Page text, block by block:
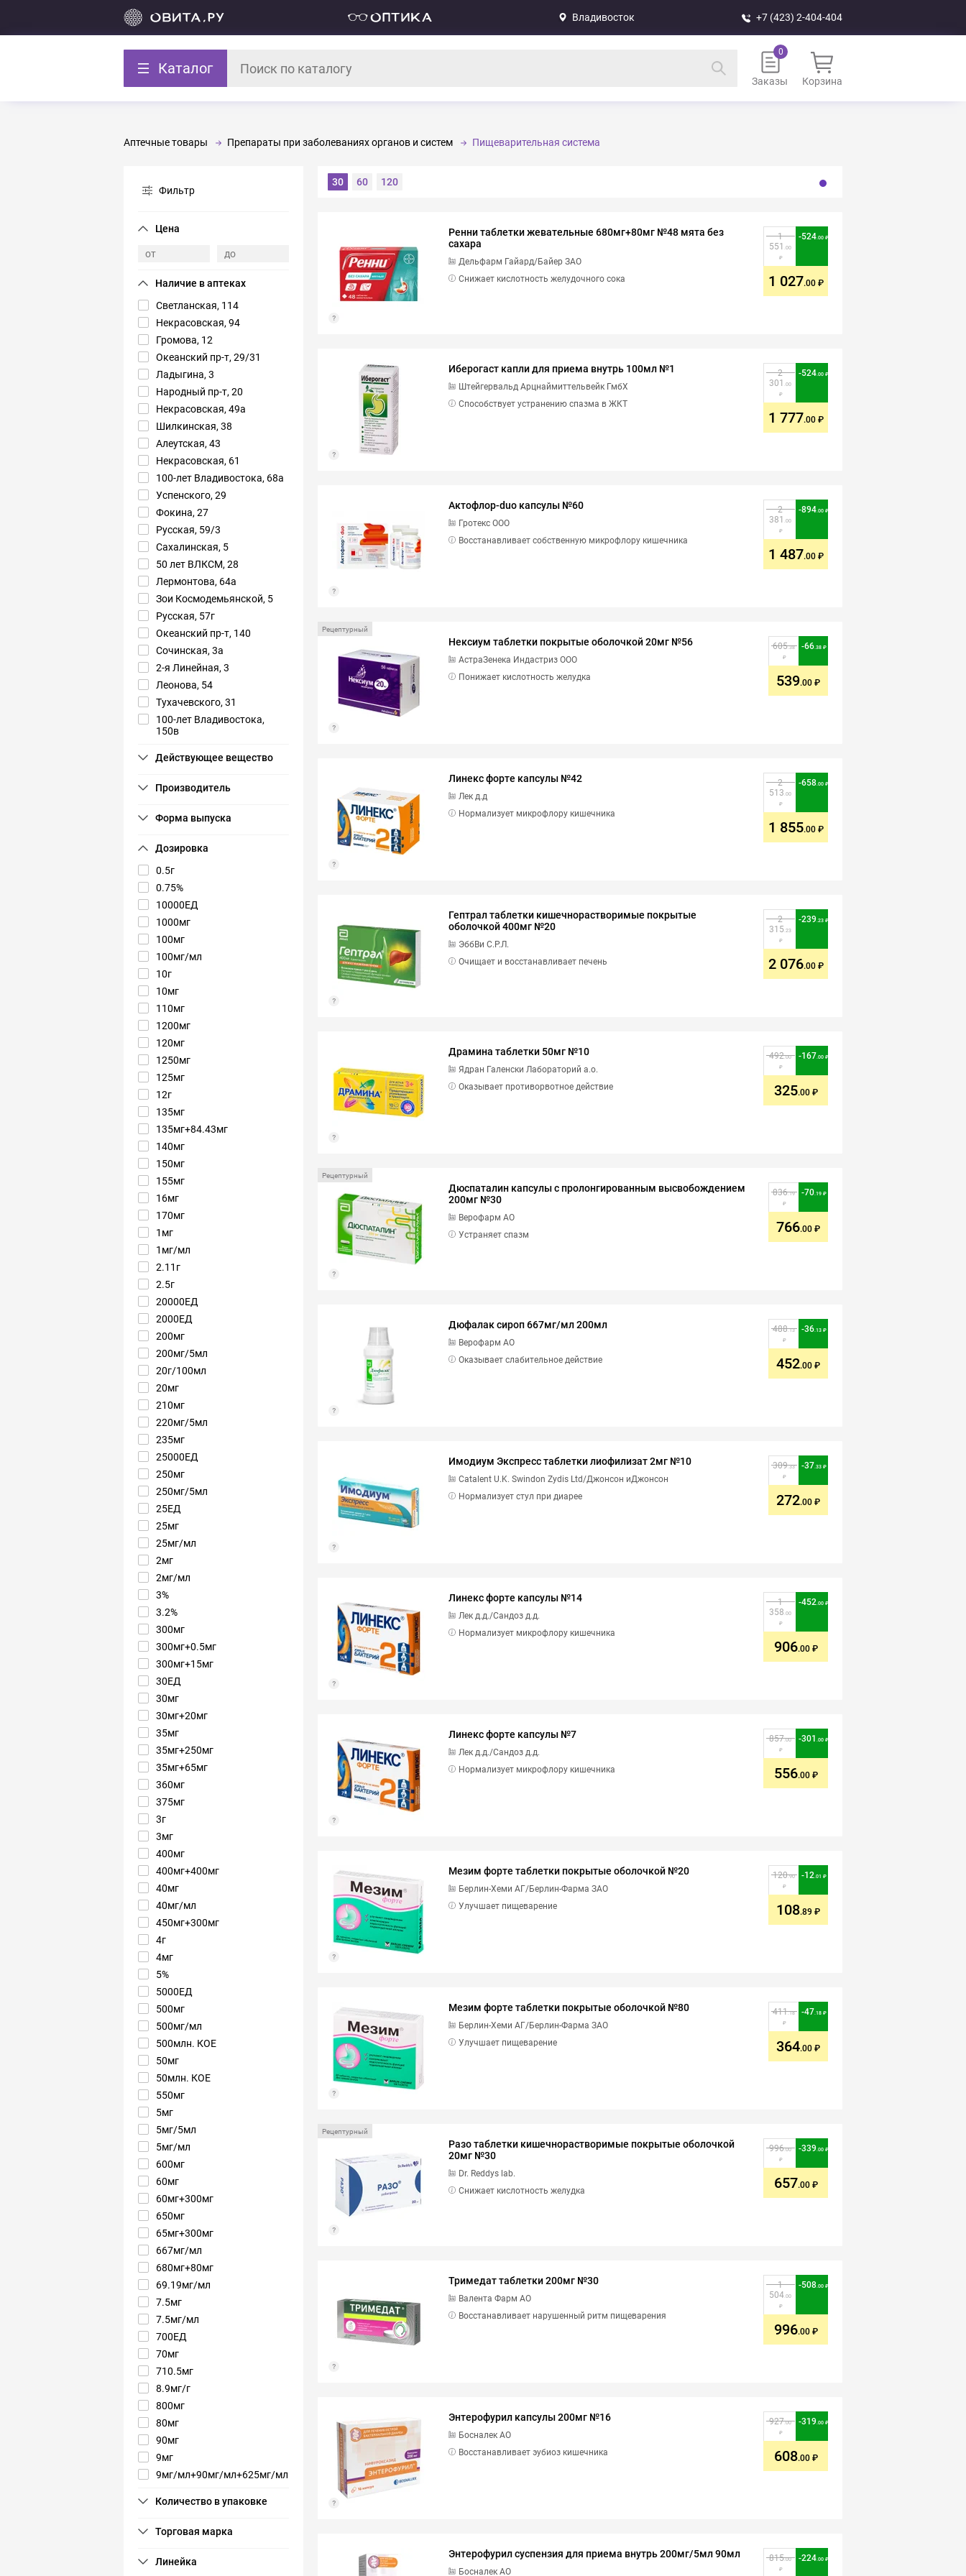
Владивосток +7 (423) 2-404-404
Каталог
Заказы Корзина
Аптечные товары Препараты при заболеваниях органов и систем Пищеварительная система
Фильтр
Светланская, 114
Некрасовская, 94
Громова, 12
Океанский пр-т, 29/31
Ладыгина, 3
Народный пр-т, 20
Некрасовская, 49а
Шилкинская, 38
Алеутская, 43
Некрасовская, 61
100-лет Владивостока, 68а
Успенского, 29
Фокина, 27
Русская, 59/3
Сахалинская, 5
50 лет ВЛКСМ, 28
Лермонтова, 64а
Зои Космодемьянской, 5
Русская, 57г
Океанский пр-т, 140
Сочинская, 3а
2-я Линейная, 3
Леонова, 54
Тухачевского, 31
100-лет Владивостока,
150в
0.5г
0.75%
10000ЕД
1000мг
100мг
100мг/мл
10г
10мг
110мг
1200мг
120мг
1250мг
125мг
12г
135мг
135мг+84.43мг
140мг
150мг
155мг
16мг
170мг
1мг
1мг/мл
2.11г
2.5г
20000ЕД
2000ЕД
200мг
200мг/5мл
20г/100мл
20мг
210мг
220мг/5мл
235мг
25000ЕД
250мг
250мг/5мл
25ЕД
25мг
25мг/мл
2мг
2мг/мл
3%
3.2%
300мг
300мг+0.5мг
300мг+15мг
30ЕД
30мг
30мг+20мг
35мг
35мг+250мг
35мг+65мг
360мг
375мг
3г
3мг
400мг
400мг+400мг
40мг
40мг/мл
450мг+300мг
4г
4мг
5%
5000ЕД
500мг
500мг/мл
500млн. КОЕ
50мг
50млн. КОЕ
550мг
5мг
5мг/5мл
5мг/мл
600мг
60мг
60мг+300мг
650мг
65мг+300мг
667мг/мл
680мг+80мг
69.19мг/мл
7.5мг
7.5мг/мл
700ЕД
70мг
710.5мг
8.9мг/г
800мг
80мг
90мг
9мг
9мг/мл+90мг/мл+625мг/мл
30 60 120
Ренни таблетки жевательные 680мг+80мг №48 мята без
сахара
Дельфарм Гайард/Байер ЗАО
Снижает кислотность желудочного сока
1
551 .00
-524.00
1 027.00
Иберогаст капли для приема внутрь 100мл №1
Штейгервальд Арцнаймиттельвейк ГмбX
Способствует устранению спазма в ЖКТ
2
301 .00
-524.00
1 777.00
Актофлор-duo капсулы №60
Гротекс ООО
Восстанавливает собственную микрофлору кишечника
2
381 .00
-894.00
1 487.00
Рецептурный
Нексиум таблетки покрытые оболочкой 20мг №56
АстраЗенека Индастриз ООО
Понижает кислотность желудка
605.38 -66.38
539.00
Линекс форте капсулы №42
Лек д.д
Нормализует микрофлору кишечника
2
513.00
-658.00
1 855.00
Гептрал таблетки кишечнорастворимые покрытые
оболочкой 400мг №20
ЭббВи С.Р.Л.
Очищает и восстанавливает печень
2
315.23
-239.23
2 076.00
Драмина таблетки 50мг №10
Ядран Галенски Лабораторий а.о.
Оказывает противорвотное действие
492.00 -167.00
325.00
Рецептурный
Дюспаталин капсулы с пролонгированным высвобождением
200мг №30
Верофарм АО
Устраняет спазм
836.19 -70.19
766.00
Дюфалак сироп 667мг/мл 200мл
Верофарм АО
Оказывает слабительное действие
488.13 -36.13
452.00
Имодиум Экспресс таблетки лиофилизат 2мг №10
Catalent U.K. Swindon Zydis Ltd/Джонсон иДжонсон
Нормализует стул при диарее
309.33 -37.33
272.00
Линекс форте капсулы №14
Лек д.д./Сандоз д.д.
Нормализует микрофлору кишечника
1
358.00
-452.00
906.00
Линекс форте капсулы №7
Лек д.д./Сандоз д.д.
Нормализует микрофлору кишечника
857.00 -301 .00
556.00
Мезим форте таблетки покрытые оболочкой №20
Берлин-Хеми АГ/Берлин-Фарма ЗАО
Улучшает пищеварение
120.90 -12.01
108.89
Мезим форте таблетки покрытые оболочкой №80
Берлин-Хеми АГ/Берлин-Фарма ЗАО
Улучшает пищеварение
411.18 -47.18
364.00
Рецептурный
Разо таблетки кишечнорастворимые покрытые оболочкой
20мг №30
Dr. Reddys lab.
Снижает кислотность желудка
996.00 -339.00
657.00
Тримедат таблетки 200мг №30
Валента Фарм АО
Восстанавливает нарушенный ритм пищеварения
1
504.00
-508.00
996.00
Энтерофурил капсулы 200мг №16
Босналек АО
Восстанавливает эубиоз кишечника
927.00 -319.00
608.00
Энтерофурил суспензия для приема внутрь 200мг/5мл 90мл
Босналек АО
815.00 -224.00